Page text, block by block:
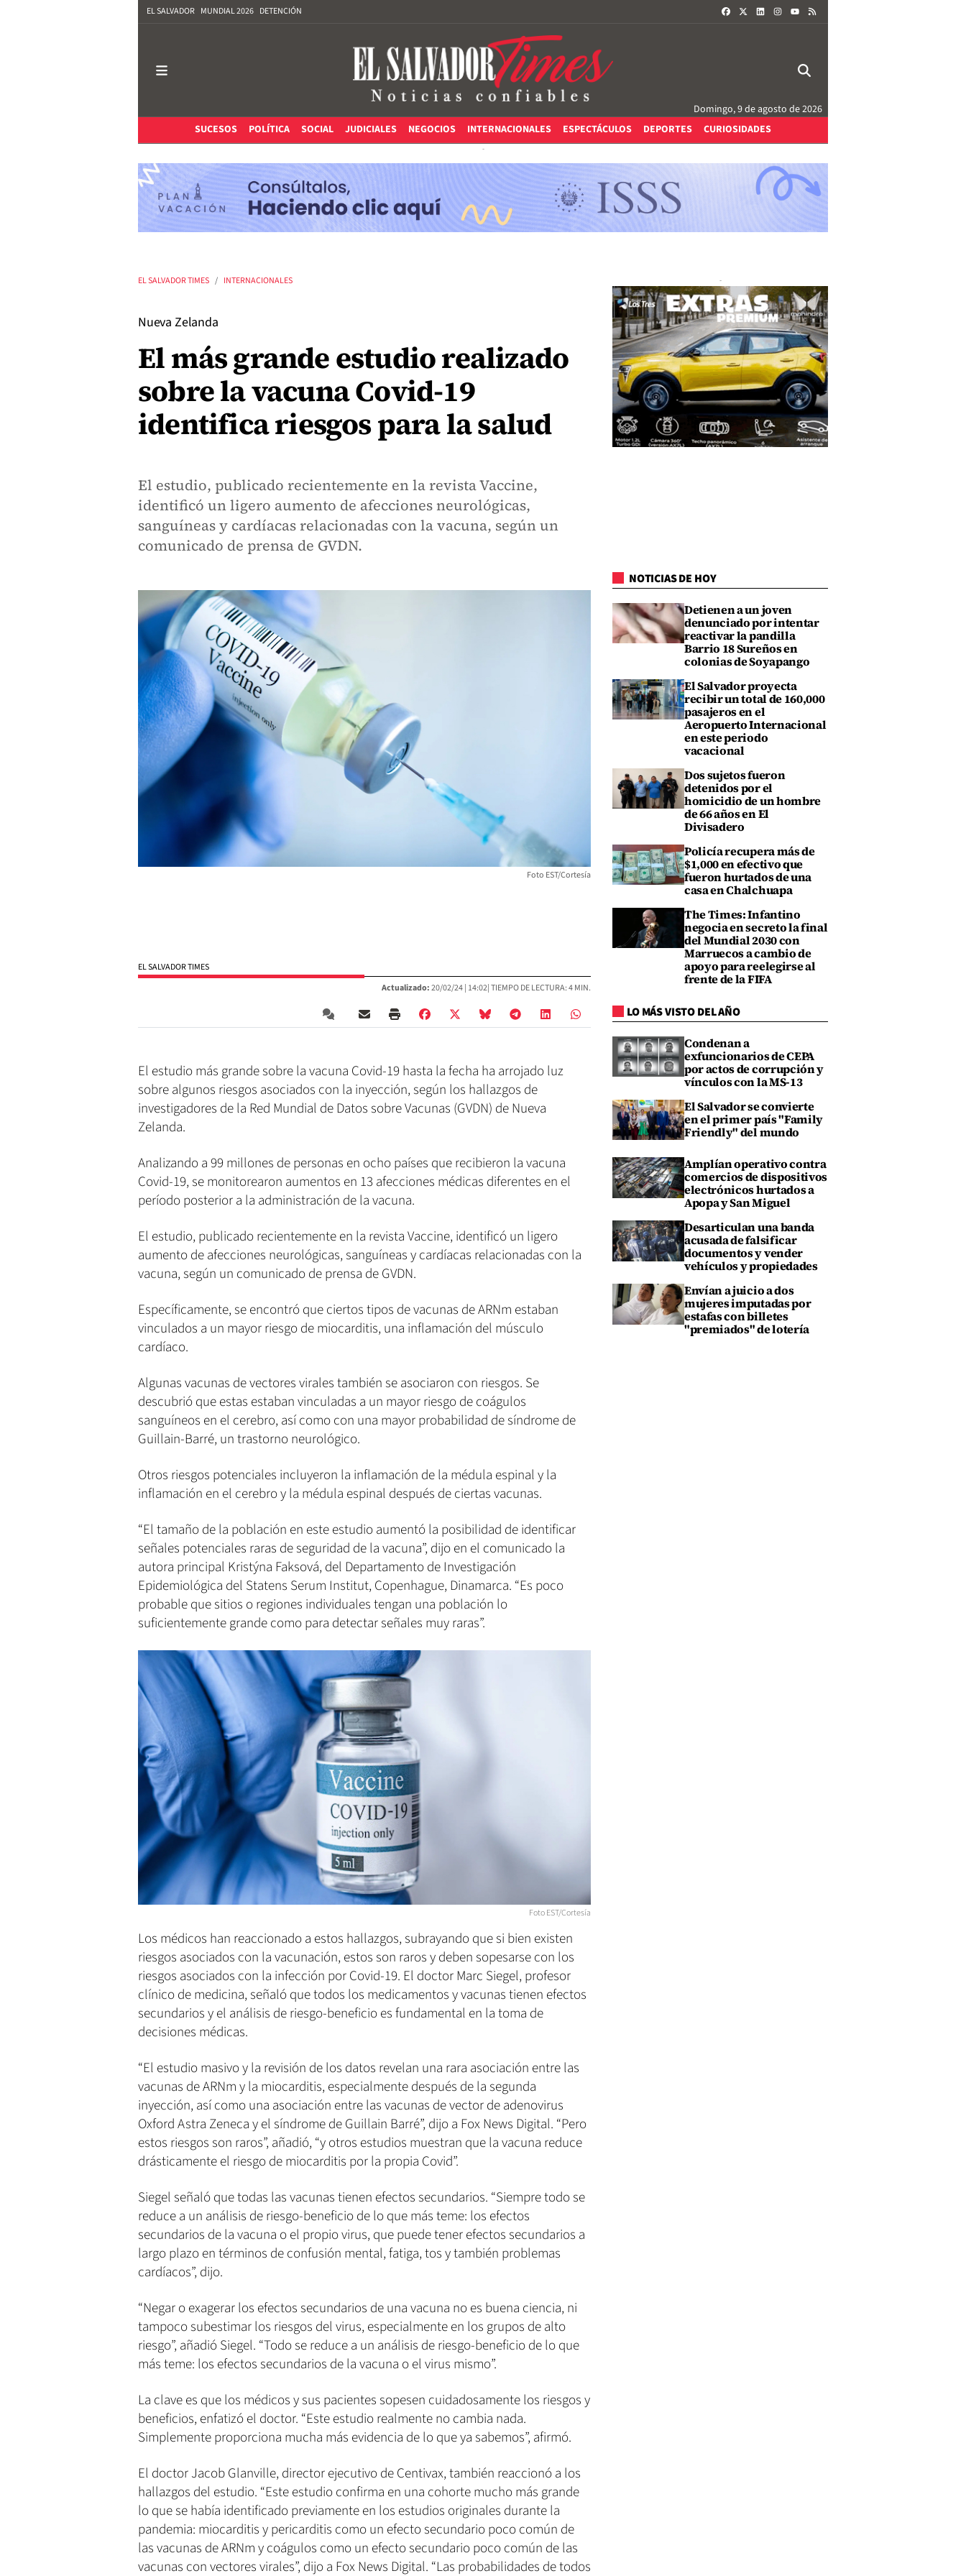
EL SALVADOR MUNDIAL 2026 DETENCIÓN FACEBOOKLINKEDININSTAGRAM
Domingo, 9 de agosto de 2026
SUCESOS
POLÍTICA SOCIAL JUDICIALES NEGOCIOS INTERNACIONALES ESPECTÁCULOS DEPORTES CURIOSIDADES
EL SALVADOR TIMES INTERNACIONALES
Nueva Zelanda
El más grande estudio realizado
sobre la vacuna Covid-19
identifica riesgos para la salud
El estudio, publicado recientemente en la revista Vaccine,
identificó un ligero aumento de afecciones neurológicas,
sanguíneas y cardíacas relacionadas con la vacuna, según un
comunicado de prensa de GVDN.
Foto EST/Cortesía
EL SALVADOR TIMES
Actualizado:20/02/24 | 14:02| TIEMPO DE LECTURA: 4 MIN.
El estudio más grande sobre la vacuna Covid-19 hasta la fecha ha arrojado luz
sobre algunos riesgos asociados con la inyección, según los hallazgos de
investigadores de la Red Mundial de Datos sobre Vacunas (GVDN) de Nueva
Zelanda.
Analizando a 99 millones de personas en ocho países que recibieron la vacuna
Covid-19, se monitorearon aumentos en 13 afecciones médicas diferentes en el
período posterior a la administración de la vacuna.
El estudio, publicado recientemente en la revista Vaccine, identificó un ligero
aumento de afecciones neurológicas, sanguíneas y cardíacas relacionadas con la
vacuna, según un comunicado de prensa de GVDN.
Específicamente, se encontró que ciertos tipos de vacunas de ARNm estaban
vinculados a un mayor riesgo de miocarditis, una inflamación del músculo
cardíaco.
Algunas vacunas de vectores virales también se asociaron con riesgos. Se
descubrió que estas estaban vinculadas a un mayor riesgo de coágulos
sanguíneos en el cerebro, así como con una mayor probabilidad de síndrome de
Guillain-Barré, un trastorno neurológico.
Otros riesgos potenciales incluyeron la inflamación de la médula espinal y la
inflamación en el cerebro y la médula espinal después de ciertas vacunas.
“El tamaño de la población en este estudio aumentó la posibilidad de identificar
señales potenciales raras de seguridad de la vacuna”, dijo en el comunicado la
autora principal Kristýna Faksová, del Departamento de Investigación
Epidemiológica del Statens Serum Institut, Copenhague, Dinamarca. “Es poco
probable que sitios o regiones individuales tengan una población lo
suficientemente grande como para detectar señales muy raras”.
Foto EST/Cortesía
Los médicos han reaccionado a estos hallazgos, subrayando que si bien existen
riesgos asociados con la vacunación, estos son raros y deben sopesarse con los
riesgos asociados con la infección por Covid-19. El doctor Marc Siegel, profesor
clínico de medicina, señaló que todos los medicamentos y vacunas tienen efectos
secundarios y el análisis de riesgo-beneficio es fundamental en la toma de
decisiones médicas.
“El estudio masivo y la revisión de los datos revelan una rara asociación entre las
vacunas de ARNm y la miocarditis, especialmente después de la segunda
inyección, así como una asociación entre las vacunas de vector de adenovirus
Oxford Astra Zeneca y el síndrome de Guillain Barré”, dijo a Fox News Digital. “Pero
estos riesgos son raros”, añadió, “y otros estudios muestran que la vacuna reduce
drásticamente el riesgo de miocarditis por la propia Covid”.
Siegel señaló que todas las vacunas tienen efectos secundarios. “Siempre todo se
reduce a un análisis de riesgo-beneficio de lo que más teme: los efectos
secundarios de la vacuna o el propio virus, que puede tener efectos secundarios a
largo plazo en términos de confusión mental, fatiga, tos y también problemas
cardíacos”, dijo.
“Negar o exagerar los efectos secundarios de una vacuna no es buena ciencia, ni
tampoco subestimar los riesgos del virus, especialmente en los grupos de alto
riesgo”, añadió Siegel. “Todo se reduce a un análisis de riesgo-beneficio de lo que
más teme: los efectos secundarios de la vacuna o el virus mismo”.
La clave es que los médicos y sus pacientes sopesen cuidadosamente los riesgos y
beneficios, enfatizó el doctor. “Este estudio realmente no cambia nada.
Simplemente proporciona mucha más evidencia de lo que ya sabemos”, afirmó.
El doctor Jacob Glanville, director ejecutivo de Centivax, también reaccionó a los
hallazgos del estudio. “Este estudio confirma en una cohorte mucho más grande
lo que se había identificado previamente en los estudios originales durante la
pandemia: miocarditis y pericarditis como un efecto secundario poco común de
las vacunas de ARNm y coágulos como un efecto secundario poco común de las
vacunas con vectores virales”, dijo a Fox News Digital. “Las probabilidades de todos
NOTICIAS DE HOY
Detienen a un joven
denunciado por intentar
reactivar la pandilla
Barrio 18 Sureños en
colonias de Soyapango
El Salvador proyecta
recibir un total de 160,000
pasajeros en el
Aeropuerto Internacional
en este periodo
vacacional
Dos sujetos fueron
detenidos por el
homicidio de un hombre
de 66 años en El
Divisadero
Policía recupera más de
$1,000 en efectivo que
fueron hurtados de una
casa en Chalchuapa
The Times: Infantino
negocia en secreto la final
del Mundial 2030 con
Marruecos a cambio de
apoyo para reelegirse al
frente de la FIFA
LO MÁS VISTO DEL AÑO
Condenan a
exfuncionarios de CEPA
por actos de corrupción y
vínculos con la MS-13
El Salvador se convierte
en el primer país "Family
Friendly" del mundo
Amplían operativo contra
comercios de dispositivos
electrónicos hurtados a
Apopa y San Miguel
Desarticulan una banda
acusada de falsificar
documentos y vender
vehículos y propiedades
Envían a juicio a dos
mujeres imputadas por
estafas con billetes
"premiados" de lotería